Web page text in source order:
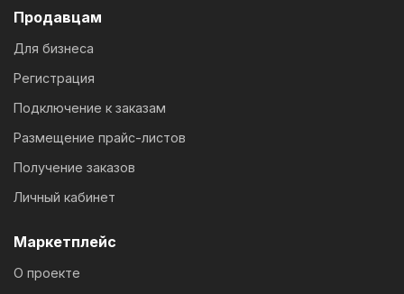
Продавцам
Для бизнеса
Регистрация
Подключение к заказам
Размещение прайс-листов
Получение заказов
Личный кабинет
Маркетплейс
О проекте